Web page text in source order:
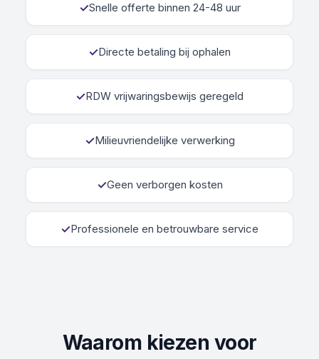
✓Snelle offerte binnen 24-48 uur
✓Directe betaling bij ophalen
✓RDW vrijwaringsbewijs geregeld
✓Milieuvriendelijke verwerking
✓Geen verborgen kosten
✓Professionele en betrouwbare service
Waarom kiezen voor